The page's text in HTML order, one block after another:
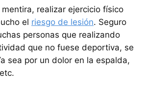
realizar ejercicio físico
el riesgo de lesión. Seguro
personas que realizando
que no fuese deportiva, se
sea por un dolor en la espalda,